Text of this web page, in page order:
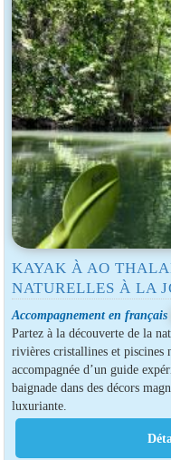
KAYAK À AO
NATURELLES À LA
Accompagnement en français
Partez à la découverte de la
rivières cristallines et piscines
accompagnée d’un guide
baignade dans des décors
luxuriante.